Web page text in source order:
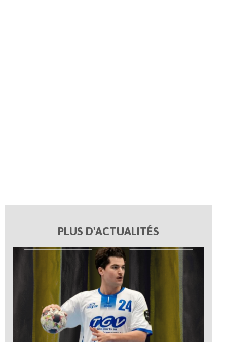
PLUS D'ACTUALITÉS